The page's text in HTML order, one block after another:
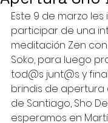
Este 9 de marzo
participar de una
meditación Zen
Soko, para luego
tod@s junt@s y
brindis de apertura
de Santiago, Sho
esperamos en